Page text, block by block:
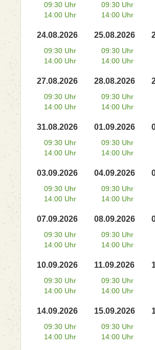
09:30 Uhr
14:00 Uhr
09:30 Uhr
14:00 Uhr
24.08.2026
09:30 Uhr
14:00 Uhr
25.08.2026
09:30 Uhr
14:00 Uhr
27.08.2026
09:30 Uhr
14:00 Uhr
28.08.2026
09:30 Uhr
14:00 Uhr
31.08.2026
09:30 Uhr
14:00 Uhr
01.09.2026
09:30 Uhr
14:00 Uhr
03.09.2026
09:30 Uhr
14:00 Uhr
04.09.2026
09:30 Uhr
14:00 Uhr
07.09.2026
09:30 Uhr
14:00 Uhr
08.09.2026
09:30 Uhr
14:00 Uhr
10.09.2026
09:30 Uhr
14:00 Uhr
11.09.2026
09:30 Uhr
14:00 Uhr
14.09.2026
09:30 Uhr
14:00 Uhr
15.09.2026
09:30 Uhr
14:00 Uhr